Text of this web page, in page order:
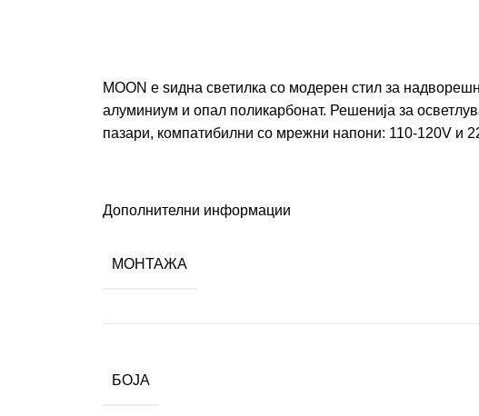
MOON е ѕидна светилка со модерен стил за
алуминиум и опал поликарбонат. Решенија за
пазари, компатибилни со мрежни напони: 110-120V и
Дополнителни информации
МОНТАЖА
БОЈА